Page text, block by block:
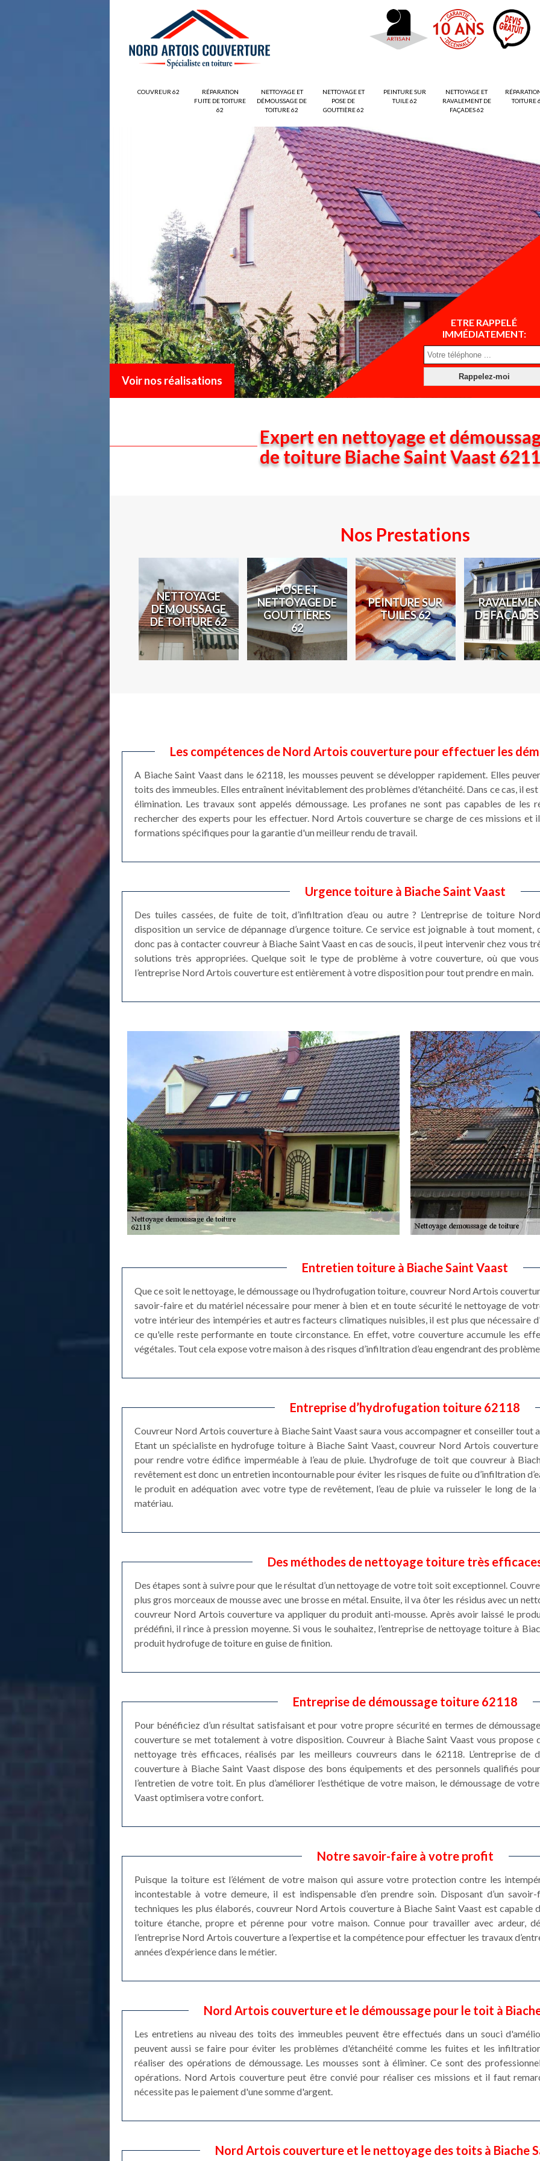
COUVREUR 62
RÉPARATION
FUITE DE TOITURE
62
NETTOYAGE ET
DÉMOUSSAGE DE
TOITURE 62
NETTOYAGE ET
POSE DE
GOUTTIÈRE 62
PEINTURE SUR
TUILE 62
NETTOYAGE ET
RAVALEMENT DE
FAÇADES 62
TOITURE
Voir nos réalisations
ETRE RAPPELÉ
IMMÉDIATEMENT:
Expert en nettoyage et
de toiture Biache Saint Vaast
Nos Prestations
COUVREUR 62
NETTOYAGE
DÉMOUSSAGE
DE TOITURE 62
POSE ET
NETTOYAGE DE
GOUTTIÈRES
62
PEINTURE SUR
TUILES 62
DE
Les compétences de Nord Artois couverture pour effectuer les
A Biache Saint Vaast dans le 62118, les mousses peuvent se développer rapidement. Elles
toits des immeubles. Elles entraînent inévitablement des problèmes d'étanchéité. Dans ce cas, il
élimination. Les travaux sont appelés démoussage. Les profanes ne sont pas capables de les
rechercher des experts pour les effectuer. Nord Artois couverture se charge de ces missions et
formations spécifiques pour la garantie d'un meilleur rendu de travail.
Urgence toiture à Biache Saint Vaast
Des tuiles cassées, de fuite de toit, d’infiltration d’eau ou autre ? L’entreprise de toiture
disposition un service de dépannage d’urgence toiture. Ce service est joignable à tout moment,
donc pas à contacter couvreur à Biache Saint Vaast en cas de soucis, il peut intervenir chez vous
solutions très appropriées. Quelque soit le type de problème à votre couverture, où que
l’entreprise Nord Artois couverture est entièrement à votre disposition pour tout prendre en main.
Entretien toiture à Biache Saint Vaast
Que ce soit le nettoyage, le démoussage ou l’hydrofugation toiture, couvreur Nord Artois
savoir-faire et du matériel nécessaire pour mener à bien et en toute sécurité le nettoyage de
votre intérieur des intempéries et autres facteurs climatiques nuisibles, il est plus que nécessaire
ce qu'elle reste performante en toute circonstance. En effet, votre couverture accumule les
végétales. Tout cela expose votre maison à des risques d’infiltration d’eau engendrant des
Entreprise d’hydrofugation toiture 62118
Couvreur Nord Artois couverture à Biache Saint Vaast saura vous accompagner et conseiller tout
Etant un spécialiste en hydrofuge toiture à Biache Saint Vaast, couvreur Nord Artois
pour rendre votre édifice imperméable à l’eau de pluie. L’hydrofuge de toit que couvreur à
revêtement est donc un entretien incontournable pour éviter les risques de fuite ou d’infiltration
le produit en adéquation avec votre type de revêtement, l’eau de pluie va ruisseler le long de
matériau.
Des méthodes de nettoyage toiture très
Des étapes sont à suivre pour que le résultat d’un nettoyage de votre toit soit exceptionnel.
plus gros morceaux de mousse avec une brosse en métal. Ensuite, il va ôter les résidus avec un
couvreur Nord Artois couverture va appliquer du produit anti-mousse. Après avoir laissé le
prédéfini, il rince à pression moyenne. Si vous le souhaitez, l’entreprise de nettoyage toiture à
produit hydrofuge de toiture en guise de finition.
Entreprise de démoussage toiture 62118
Pour bénéficiez d’un résultat satisfaisant et pour votre propre sécurité en termes de
couverture se met totalement à votre disposition. Couvreur à Biache Saint Vaast vous propose
nettoyage très efficaces, réalisés par les meilleurs couvreurs dans le 62118. L’entreprise de
couverture à Biache Saint Vaast dispose des bons équipements et des personnels qualifiés
l’entretien de votre toit. En plus d’améliorer l’esthétique de votre maison, le démoussage de
Vaast optimisera votre confort.
Notre savoir-faire à votre profit
Puisque la toiture est l’élément de votre maison qui assure votre protection contre les
incontestable à votre demeure, il est indispensable d’en prendre soin. Disposant d’un
techniques les plus élaborés, couvreur Nord Artois couverture à Biache Saint Vaast est capable
toiture étanche, propre et pérenne pour votre maison. Connue pour travailler avec ardeur,
l’entreprise Nord Artois couverture a l’expertise et la compétence pour effectuer les travaux
années d’expérience dans le métier.
Nord Artois couverture et le démoussage pour le toit à
Les entretiens au niveau des toits des immeubles peuvent être effectués dans un souci
peuvent aussi se faire pour éviter les problèmes d'étanchéité comme les fuites et les
réaliser des opérations de démoussage. Les mousses sont à éliminer. Ce sont des
opérations. Nord Artois couverture peut être convié pour réaliser ces missions et il faut
nécessite pas le paiement d'une somme d'argent.
Nord Artois couverture et le nettoyage des toits à Biache